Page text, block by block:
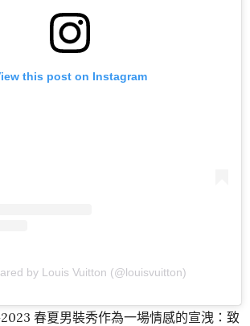
this post on Instagram
by Louis Vuitton (@louisvuitton)
春夏男裝秀作為一場情感的宣洩：致